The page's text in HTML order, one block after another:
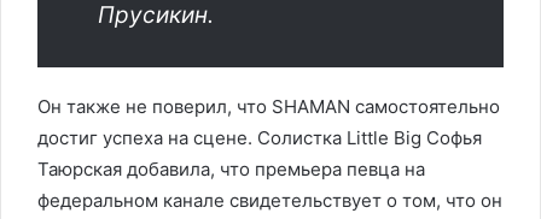
Прусикин.
Он также не поверил, что SHAMAN самостоятельно
достиг успеха на сцене. Солистка Little Big Софья
Таюрская добавила, что премьера певца на
федеральном канале свидетельствует о том, что он